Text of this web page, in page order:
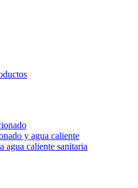
y agua caliente
agua caliente sanitaria